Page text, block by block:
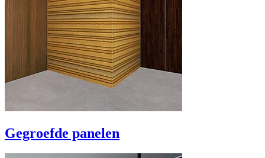
Gegroefde panelen